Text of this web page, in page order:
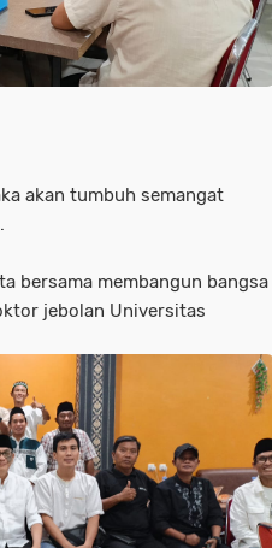
akan tumbuh semangat
bersama membangun bangsa
jebolan Universitas